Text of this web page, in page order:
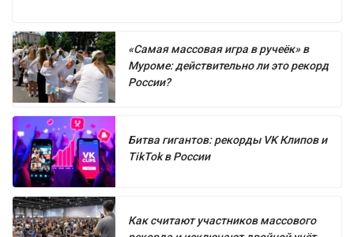
«Самая массовая игра в ручеёк» в
Муроме: действительно ли это рекорд
России?
Битва гигантов: рекорды VK Клипов и
TikTok в России
Как считают участников массового